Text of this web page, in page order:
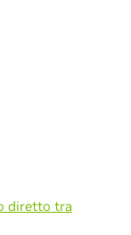
diretto tra